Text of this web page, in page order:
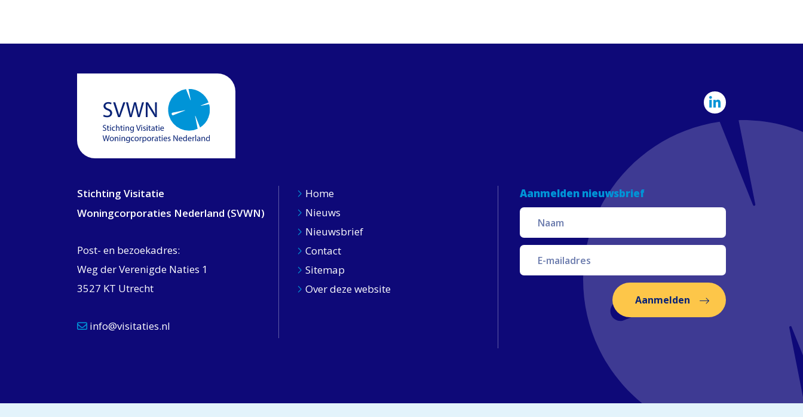
Stichting Visitatie
Woningcorporaties Nederland (SVWN)
Post- en bezoekadres:
Weg der Verenigde Naties 1
3527 KT Utrecht
info@visitaties.nl
Home
Nieuws
Nieuwsbrief
Contact
Sitemap
Over deze website
Aanmelden nieuwsbrief
Aanmelden